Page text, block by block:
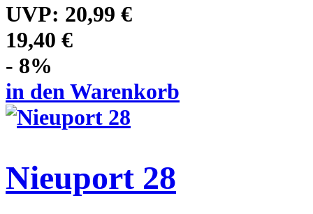
UVP: 20,99 €
19,40 €
- 8%
in den Warenkorb
Nieuport 28